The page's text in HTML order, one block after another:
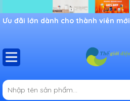
Ưu đãi lớn dành cho thành viên mới